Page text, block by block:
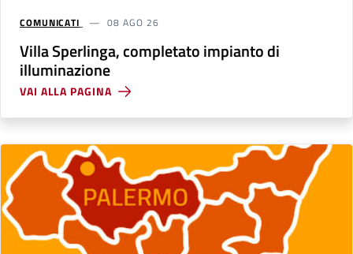
COMUNICATI 08 AGO 26
Villa Sperlinga, completato impianto di
illuminazione
VAI ALLA PAGINA